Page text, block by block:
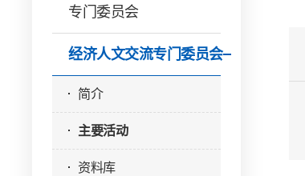
专门委员会
经济人文交流专门委员会
简介
主要活动
资料库